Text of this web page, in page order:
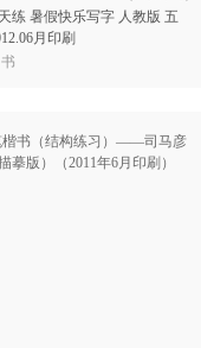
练 暑假快乐写字 人教版 五
月印刷